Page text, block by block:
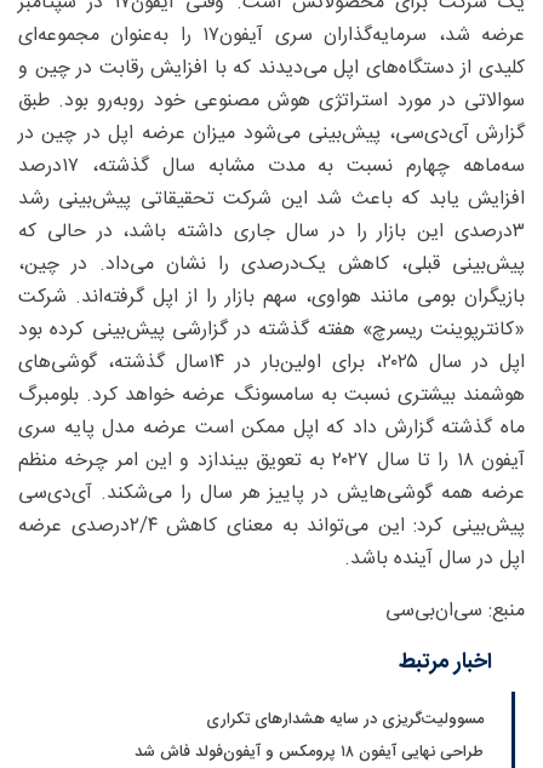
عرضه شد، سرمایه‌گذاران سری آیفون۱۷ را به‌عنوان مجموعه‌ای
کلیدی از دستگاه‌های اپل می‌دیدند که با افزایش رقابت در چین و
سوالاتی در مورد استراتژی هوش مصنوعی خود روبه‌رو بود. طبق
گزارش آی‌دی‌سی، پیش‌بینی می‌شود میزان عرضه اپل در چین در
سه‌ماهه چهارم نسبت به مدت مشابه سال گذشته، ۱۷‌درصد
افزایش یابد که باعث شد این شرکت تحقیقاتی پیش‌بینی رشد
۳درصدی این بازار را در سال جاری داشته باشد، در حالی که
پیش‌بینی قبلی، کاهش یک‌درصدی را نشان می‌داد. در چین،
بازیگران بومی مانند هواوی، سهم بازار را از اپل گرفته‌اند. شرکت
«کانترپوینت ریسرچ» هفته گذشته در گزارشی پیش‌بینی کرده بود
اپل در سال ۲۰۲۵، برای اولین‌بار در ۱۴سال گذشته، گوشی‌های
هوشمند بیشتری نسبت به سامسونگ عرضه خواهد کرد. بلومبرگ
ماه گذشته گزارش داد که اپل ممکن است عرضه مدل پایه سری
آیفون ۱۸ را تا سال ۲۰۲۷ به تعویق بیندازد و این امر چرخه منظم
عرضه همه گوشی‌هایش در پاییز هر سال را می‌شکند. آی‌دی‌سی
پیش‌بینی کرد: این می‌تواند به معنای کاهش ۲/‌‌۴‌درصدی عرضه
اپل در سال آینده باشد.
منبع: سی‌ان‌بی‌سی
اخبار مرتبط
مسوولیت‌گریزی در سایه هشدارهای تکراری
طراحی نهایی آیفون ۱۸ پرومکس و آیفون‌فولد فاش شد